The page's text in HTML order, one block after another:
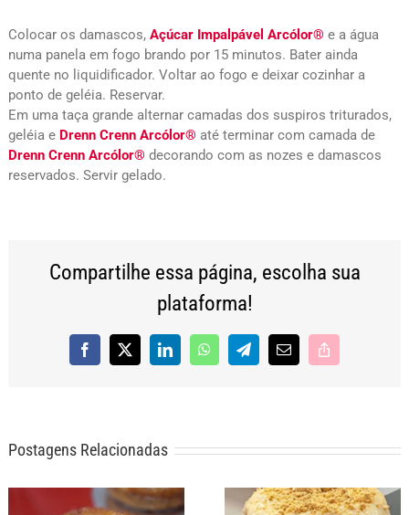
Colocar os damascos, Açúcar Impalpável Arcólor® e a água
numa panela em fogo brando por 15 minutos. Bater ainda
quente no liquidificador. Voltar ao fogo e deixar cozinhar a
ponto de geléia. Reservar.
Em uma taça grande alternar camadas dos suspiros triturados,
geléia e Drenn Crenn Arcólor® até terminar com camada de
Drenn Crenn Arcólor® decorando com as nozes e damascos
reservados. Servir gelado.
Compartilhe essa página, escolha sua
plataforma!
Facebook
X LinkedInWhatsAppTelegram
E-
Copy
Postagens Relacionadas